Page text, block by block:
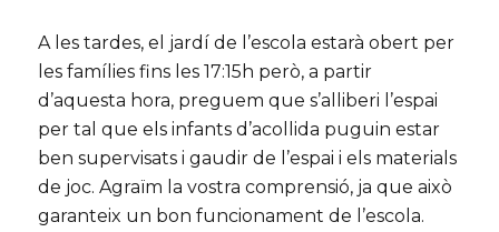
A les tardes, el jardí de l’escola estarà obert per
les famílies fins les 17:15h però, a partir
d’aquesta hora, preguem que s’alliberi l’espai
per tal que els infants d’acollida puguin estar
ben supervisats i gaudir de l’espai i els materials
de joc. Agraïm la vostra comprensió, ja que això
garanteix un bon funcionament de l’escola.